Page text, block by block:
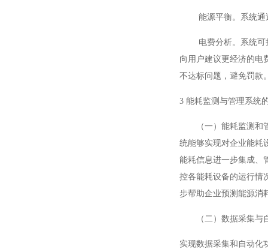
能源平衡。系统通过
电费分析。系统可按
向用户建议更经济的电
不达标问题，避免罚款
3 能耗监测与管理系统
（一）能耗监测和管
统能够实现对企业能耗
能耗信息进一步集成、
控各能耗设备的运行情
步帮助企业预测能源消
（二）数据采集与
实现数据采集和自动化